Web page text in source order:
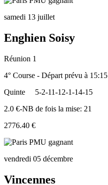
samedi 13 juillet
Enghien Soisy
Réunion 1
4° Course - Départ prévu à 15:15
Quinte
5-2-11-12-1-14-15
2.0 €-NB de fois la mise: 21
2776.40 €
vendredi 05 décembre
Vincennes